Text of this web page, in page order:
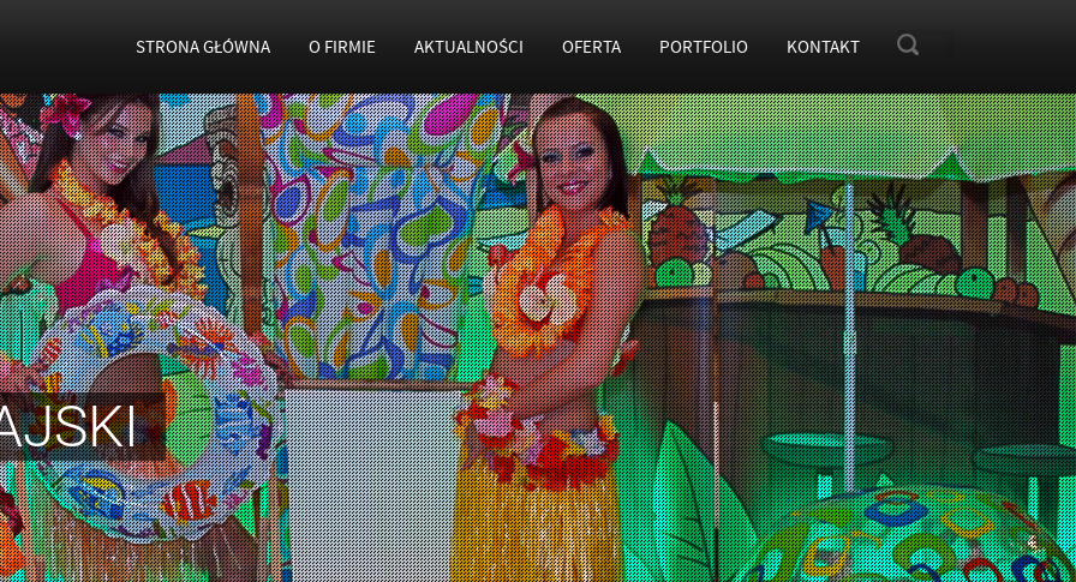
STRONA GŁÓWNA O FIRMIE AKTUALNOŚCI OFERTA PORTFOLIO KONTAKT